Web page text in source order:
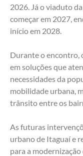
2026. Já o viaduto
começar em 2027,
início em 2028.
Durante o encontro,
em soluções que
necessidades da
mobilidade urbana,
trânsito entre os
As futuras
urbano de Itaguaí e
para a